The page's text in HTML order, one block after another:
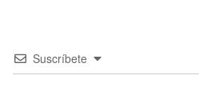
Suscríbete